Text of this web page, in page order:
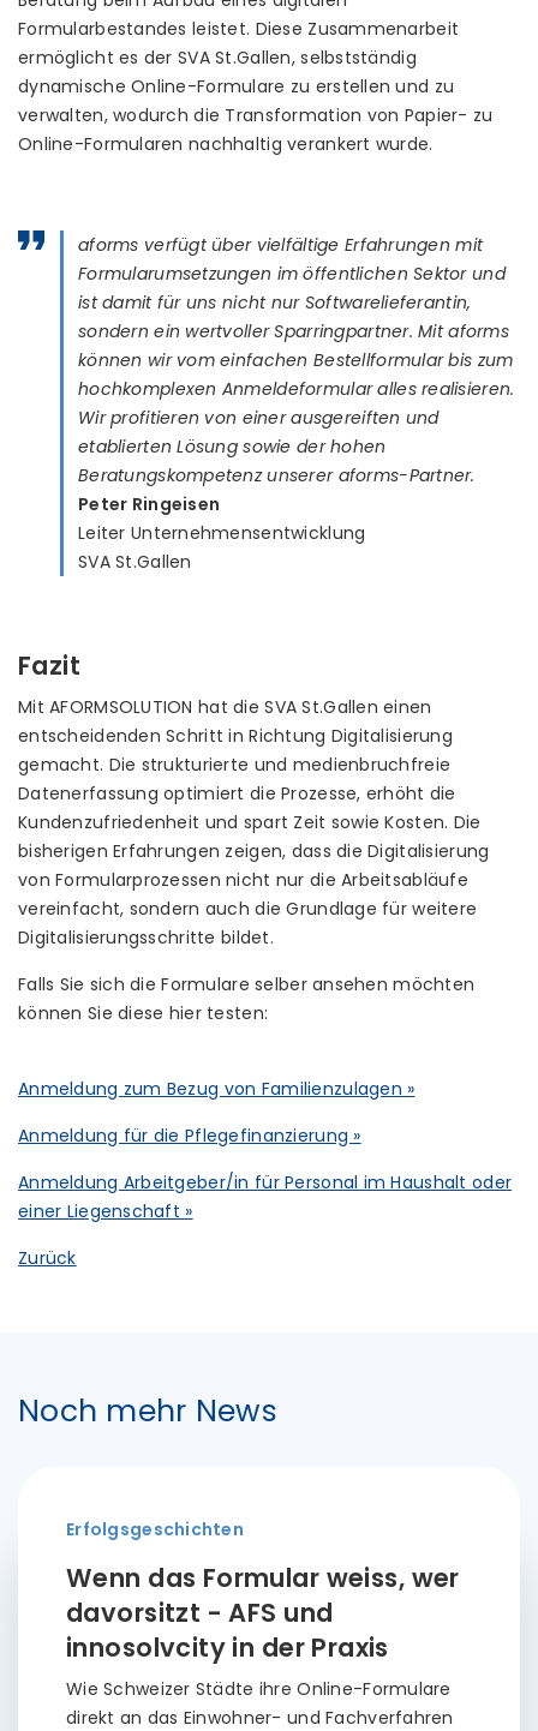
Formularbestandes leistet. Diese Zusammenarbeit
ermöglicht es der SVA St.Gallen, selbstständig
dynamische Online-Formulare zu erstellen und zu
verwalten, wodurch die Transformation von Papier- zu
Online-Formularen nachhaltig verankert wurde.
aforms verfügt über vielfältige Erfahrungen mit
Formularumsetzungen im öffentlichen Sektor und
ist damit für uns nicht nur Softwarelieferantin,
sondern ein wertvoller Sparringpartner. Mit aforms
können wir vom einfachen Bestellformular bis zum
hochkomplexen Anmeldeformular alles realisieren.
Wir profitieren von einer ausgereiften und
etablierten Lösung sowie der hohen
Beratungskompetenz unserer aforms-Partner.
Peter Ringeisen
Leiter Unternehmensentwicklung
SVA St.Gallen
Fazit
Mit AFORMSOLUTION hat die SVA St.Gallen einen
entscheidenden Schritt in Richtung Digitalisierung
gemacht. Die strukturierte und medienbruchfreie
Datenerfassung optimiert die Prozesse, erhöht die
Kundenzufriedenheit und spart Zeit sowie Kosten. Die
bisherigen Erfahrungen zeigen, dass die Digitalisierung
von Formularprozessen nicht nur die Arbeitsabläufe
vereinfacht, sondern auch die Grundlage für weitere
Digitalisierungsschritte bildet.
Falls Sie sich die Formulare selber ansehen möchten
können Sie diese hier testen:
Anmeldung zum Bezug von Familienzulagen »
Anmeldung für die Pflegefinanzierung »
Anmeldung Arbeitgeber/in für Personal im Haushalt oder
einer Liegenschaft »
Zurück
Noch mehr News
Erfolgsgeschichten
Wenn das Formular weiss, wer
davorsitzt - AFS und
innosolvcity in der Praxis
Wie Schweizer Städte ihre Online-Formulare
direkt an das Einwohner- und Fachverfahren